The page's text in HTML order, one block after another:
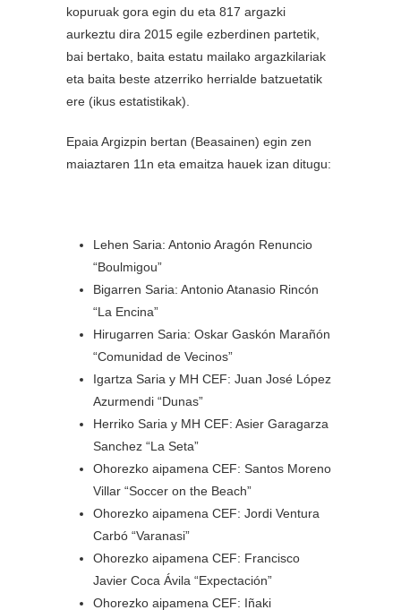
kopuruak gora egin du eta 817 argazki
aurkeztu dira 2015 egile ezberdinen partetik,
bai bertako, baita estatu mailako argazkilariak
eta baita beste atzerriko herrialde batzuetatik
ere (ikus estatistikak).
Epaia Argizpin bertan (Beasainen) egin zen
maiaztaren 11n eta emaitza hauek izan ditugu:
Lehen Saria: Antonio Aragón Renuncio
“Boulmigou”
Bigarren Saria: Antonio Atanasio Rincón
“La Encina”
Hirugarren Saria: Oskar Gaskón Marañón
“Comunidad de Vecinos”
Igartza Saria y MH CEF: Juan José López
Azurmendi “Dunas”
Herriko Saria y MH CEF: Asier Garagarza
Sanchez “La Seta”
Ohorezko aipamena CEF: Santos Moreno
Villar “Soccer on the Beach”
Ohorezko aipamena CEF: Jordi Ventura
Carbó “Varanasi”
Ohorezko aipamena CEF: Francisco
Javier Coca Ávila “Expectación”
Ohorezko aipamena CEF: Iñaki